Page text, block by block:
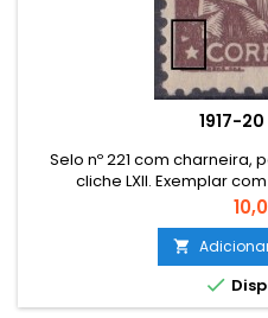
1917-20
Selo nº 221 com
cliche LXII. Exemplar

